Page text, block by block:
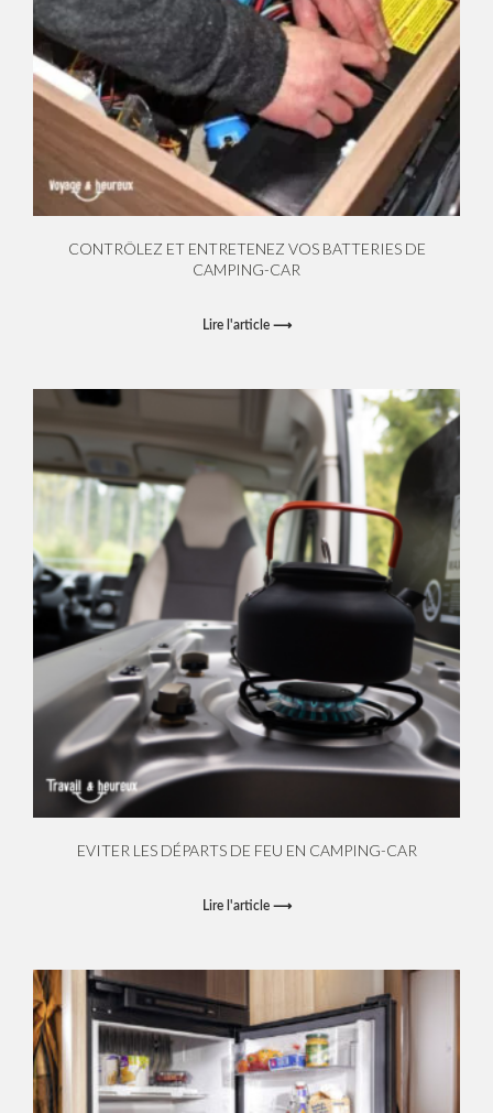
CONTRÔLEZ ET ENTRETENEZ VOS BATTERIES DE
CAMPING-CAR
Lire l'article ⟶
EVITER LES DÉPARTS DE FEU EN CAMPING-CAR
Lire l'article ⟶